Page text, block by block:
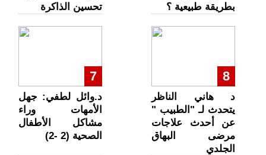
تحسين الذاكرة
بطريقة طبيعية ؟
7
د.وائل لطفي: جهل
الأمهات وراء
مشاكل الأطفال
الصحية (2 -2)
8
د هاني الناظر
يتحدث لـ "الطبيب "
عن أحدث علاجات
مرضى البهاق
الجلدي